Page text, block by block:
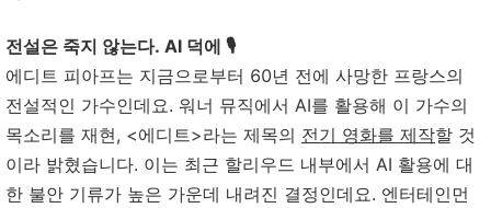
전설은 죽지 않는다. AI 덕에 🎙️
에디트 피아프는 지금으로부터 60년 전에 사망한 프랑스의
전설적인 가수인데요. 워너 뮤직에서 AI를 활용해 이 가수의
목소리를 재현, <에디트>라는 제목의 전기 영화를 제작할 것
이라 밝혔습니다. 이는 최근 할리우드 내부에서 AI 활용에 대
한 불안 기류가 높은 가운데 내려진 결정인데요. 엔터테인먼